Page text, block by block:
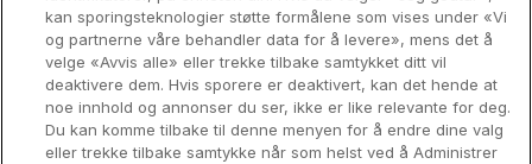
Utforsk Norden
Om Coop HotellKupp
Konkurranse
kan sporingsteknologier støtte formålene som vises under «Vi
og partnerne våre behandler data for å levere», mens det å
velge «Avvis alle» eller trekke tilbake samtykket ditt vil
deaktivere dem. Hvis sporere er deaktivert, kan det hende at
noe innhold og annonser du ser, ikke er like relevante for deg.
Du kan komme tilbake til denne menyen for å endre dine valg
eller trekke tilbake samtykke når som helst ved å Administrer